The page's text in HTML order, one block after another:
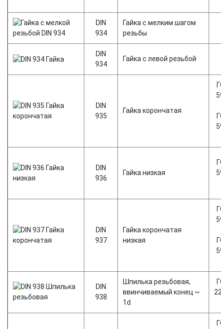
DIN
934
Гайка с мелким шагом
резьбы
DIN
934
Гайка с левой резьбой
DIN
935
Гайка корончатая
DIN
936
Гайка низкая
DIN
937
Гайка корончатая
низкая
DIN
938
Шпилька резьбовая,
ввинчиваемый конец ~
1d